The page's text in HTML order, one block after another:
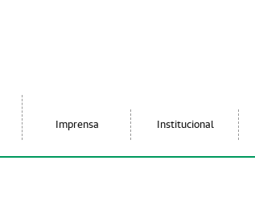
Imprensa Institucional